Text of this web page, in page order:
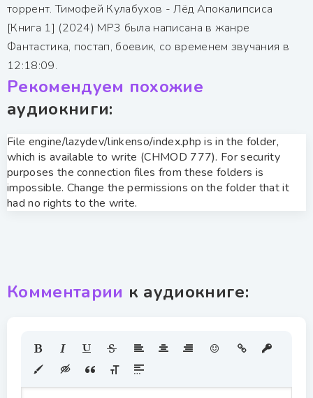
торрент. Тимофей Кулабухов - Лёд Апокалипсиса
[Книга 1] (2024) MP3 была написана в жанре
Фантастика, постап, боевик, со временем звучания в
12:18:09.
Рекомендуем похожие
аудиокниги:
File engine/lazydev/linkenso/index.php is in the folder,
which is available to write (CHMOD 777). For security
purposes the connection files from these folders is
impossible. Change the permissions on the folder that it
had no rights to the write.
Комментарии к аудиокниге: